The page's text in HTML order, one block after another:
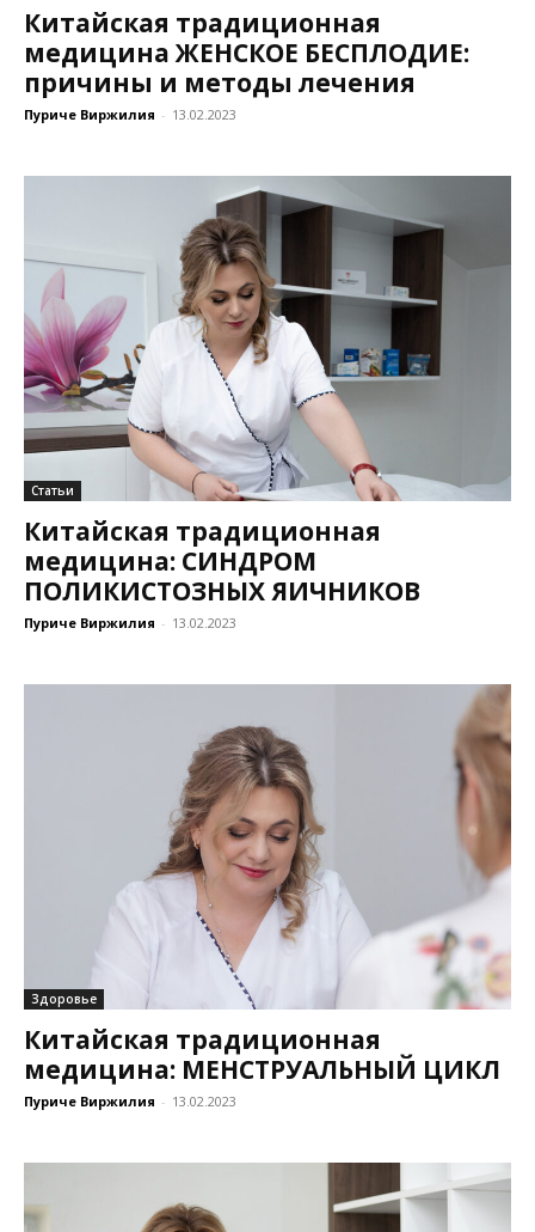
Китайская традиционная
медицина ЖЕНСКОЕ БЕСПЛОДИЕ:
причины и методы лечения
Пуриче Виржилия - 13.02.2023
Статьи
Китайская традиционная
медицина: СИНДРОМ
ПОЛИКИСТОЗНЫХ ЯИЧНИКОВ
Пуриче Виржилия - 13.02.2023
Здоровье
Китайская традиционная
медицина: МЕНСТРУАЛЬНЫЙ ЦИКЛ
Пуриче Виржилия - 13.02.2023